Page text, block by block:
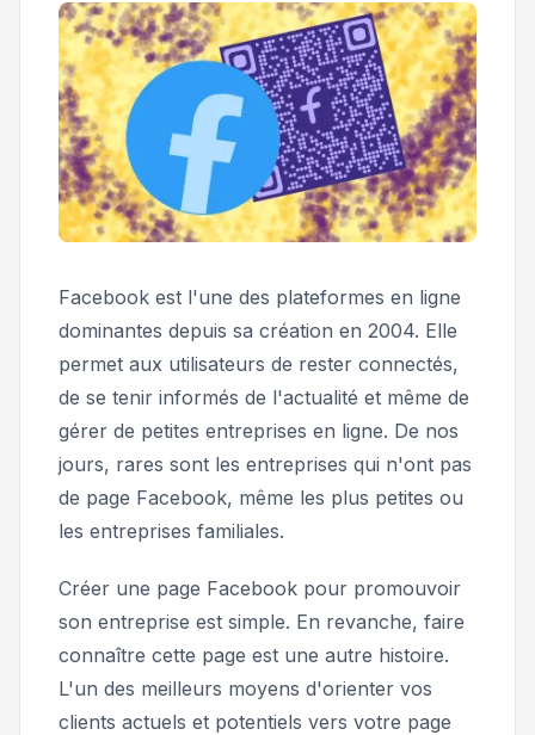
Facebook est l'une des plateformes en ligne
dominantes depuis sa création en 2004. Elle
permet aux utilisateurs de rester connectés,
de se tenir informés de l'actualité et même de
gérer de petites entreprises en ligne. De nos
jours, rares sont les entreprises qui n'ont pas
de page Facebook, même les plus petites ou
les entreprises familiales.
Créer une page Facebook pour promouvoir
son entreprise est simple. En revanche, faire
connaître cette page est une autre histoire.
L'un des meilleurs moyens d'orienter vos
clients actuels et potentiels vers votre page